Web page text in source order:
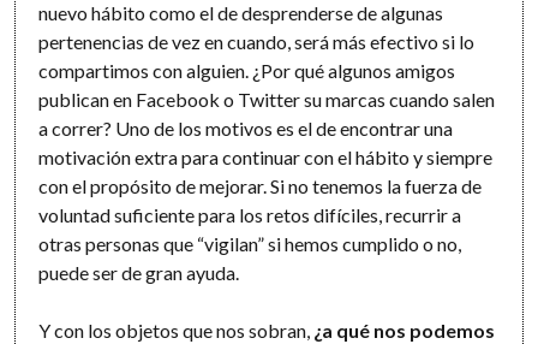
nuevo hábito como el de desprenderse de algunas
pertenencias de vez en cuando, será más efectivo si lo
compartimos con alguien. ¿Por qué algunos amigos
publican en Facebook o Twitter su marcas cuando salen
a correr? Uno de los motivos es el de encontrar una
motivación extra para continuar con el hábito y siempre
con el propósito de mejorar. Si no tenemos la fuerza de
voluntad suficiente para los retos difíciles, recurrir a
otras personas que “vigilan” si hemos cumplido o no,
puede ser de gran ayuda.
Y con los objetos que nos sobran, ¿a qué nos podemos